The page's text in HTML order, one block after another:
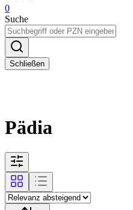
0
Suche
Schließen
Pädia